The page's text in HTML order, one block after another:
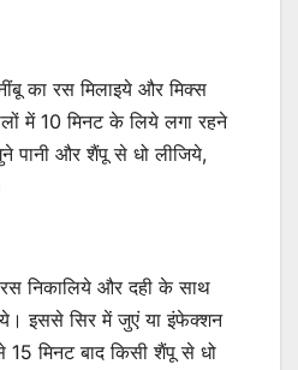
का रस मिलाइये और मिक्स
में 10 मिनट के लिये लगा रहने
पानी और शैंपू से धो लीजिये,
निकालिये और दही के साथ
इससे सिर में जुएं या इंफेक्शन
15 मिनट बाद किसी शैंपू से धो